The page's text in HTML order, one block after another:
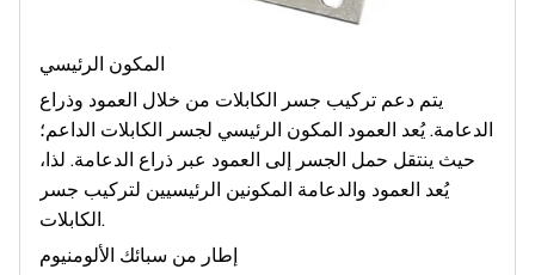
المكون الرئيسي
يتم دعم تركيب جسر الكابلات من خلال العمود وذراع
الدعامة. يُعد العمود المكون الرئيسي لجسر الكابلات الداعم؛
حيث ينتقل حمل الجسر إلى العمود عبر ذراع الدعامة. لذا،
يُعد العمود والدعامة المكونين الرئيسيين لتركيب جسر
الكابلات.
إطار من سبائك الألومنيوم